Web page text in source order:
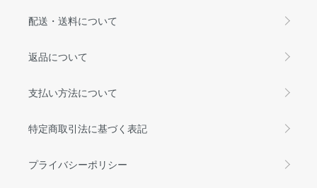
配送・送料について
返品について
支払い方法について
特定商取引法に基づく表記
プライバシーポリシー